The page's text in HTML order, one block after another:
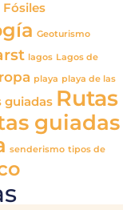
Fósiles
Geoturismo
lagos Lagos de
playa playa de las
guiadas Rutas
guiadas
senderismo tipos de